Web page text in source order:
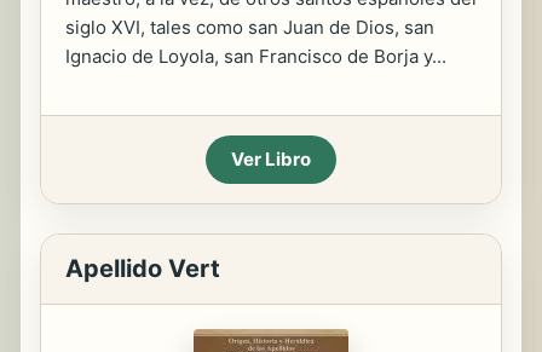
siglo XVI, tales como san Juan de Dios, san
Ignacio de Loyola, san Francisco de Borja y...
Ver Libro
Apellido Vert